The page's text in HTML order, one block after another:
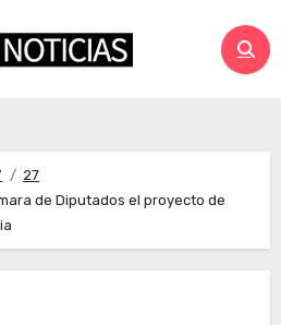
27
de Diputados el proyecto de